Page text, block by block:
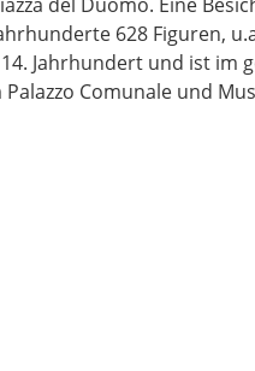
628 Figuren,
Jahrhundert und ist im
Comunale und